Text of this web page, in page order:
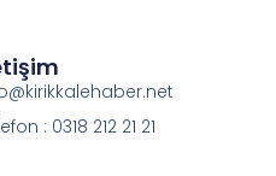
: 0318 212 21 21